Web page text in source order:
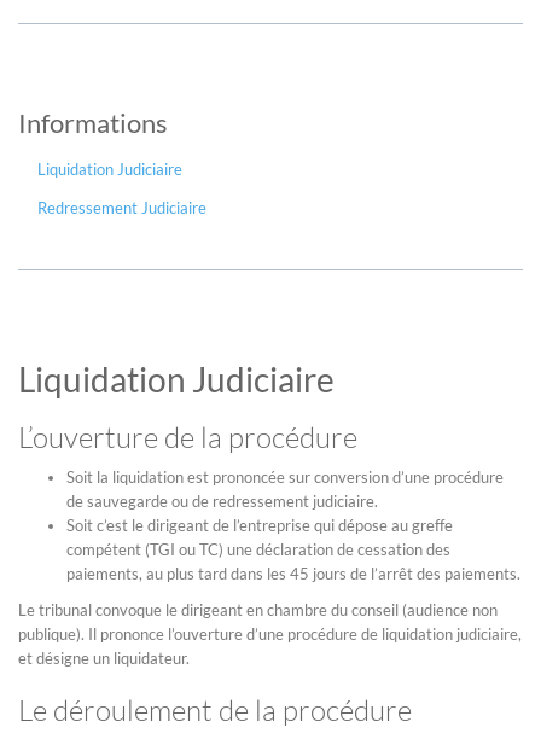
Informations
Liquidation Judiciaire
Redressement Judiciaire
Liquidation Judiciaire
L’ouverture de la procédure
Soit la liquidation est prononcée sur conversion d’une procédure
de sauvegarde ou de redressement judiciaire.
Soit c’est le dirigeant de l’entreprise qui dépose au greffe
compétent (TGI ou TC) une déclaration de cessation des
paiements, au plus tard dans les 45 jours de l’arrêt des paiements.
Le tribunal convoque le dirigeant en chambre du conseil (audience non
publique). Il prononce l’ouverture d’une procédure de liquidation judiciaire,
et désigne un liquidateur.
Le déroulement de la procédure